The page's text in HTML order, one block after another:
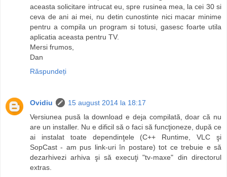
aceasta solicitare intrucat eu, spre rusinea mea, la cei 30 si
ceva de ani ai mei, nu detin cunostinte nici macar minime
pentru a compila un program si totusi, gasesc foarte utila
aplicatia aceasta pentru TV.
Mersi frumos,
Dan
Răspundeți
Ovidiu
15 august 2014 la 18:17
Versiunea pusă la download e deja compilată, doar că nu
are un installer. Nu e dificil să o faci să funcţioneze, după ce
ai instalat toate dependinţele (C++ Runtime, VLC şi
SopCast - am pus link-uri în postare) tot ce trebuie e să
dezarhivezi arhiva şi să execuţi "tv-maxe" din directorul
extras.